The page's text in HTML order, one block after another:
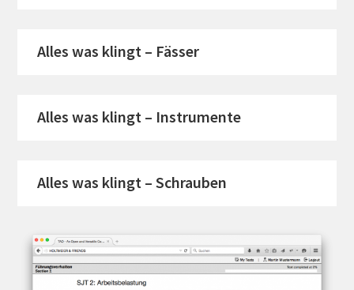
Alles was klingt – Fässer
Alles was klingt – Instrumente
Alles was klingt – Schrauben